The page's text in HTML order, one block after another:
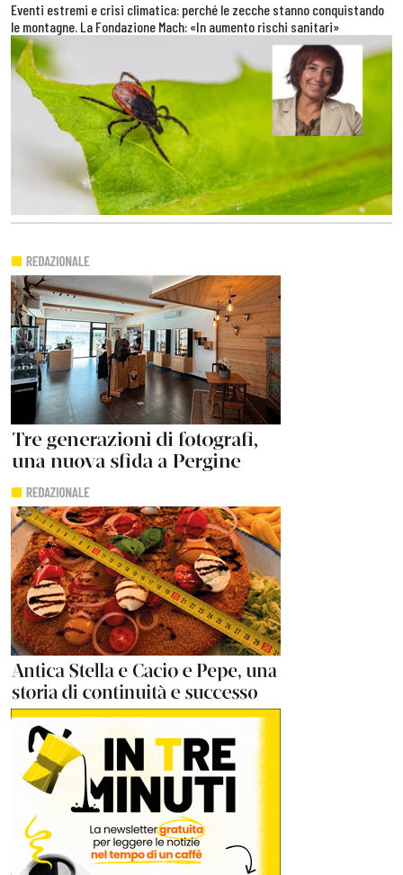
Eventi estremi e crisi climatica: perché le zecche stanno conquistando
le montagne. La Fondazione Mach: «In aumento rischi sanitari»